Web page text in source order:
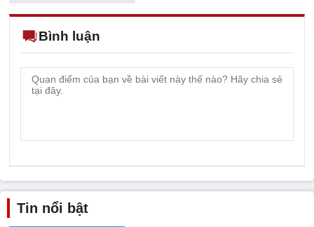
Bình luận
Tin nổi bật